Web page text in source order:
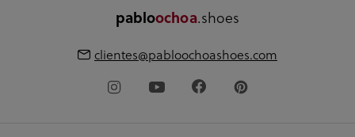
pabloochoa.shoes
clientes@pabloochoashoes.com